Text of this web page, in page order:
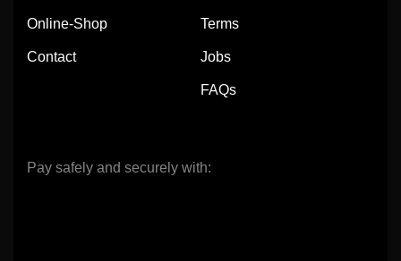
Online-Shop
Contact
Terms
Jobs
FAQs
Pay safely and securely with: